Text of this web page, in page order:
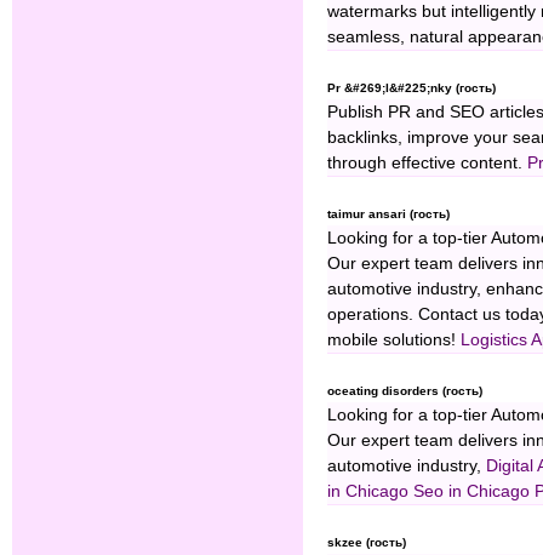
watermarks but
seamless, natural
Pr &#269;l&#225;nky (гость)
Publish PR and SEO
backlinks, improve your
through effective content.
taimur ansari (гость)
Looking for a top-tier
Our expert team delivers
automotive industry,
operations. Contact us
mobile solutions!
Logistics
oceating disorders (гость)
Looking for a top-tier
Our expert team delivers
automotive industry, Digital
in Chicago Seo in Chicago
skzee (гость)